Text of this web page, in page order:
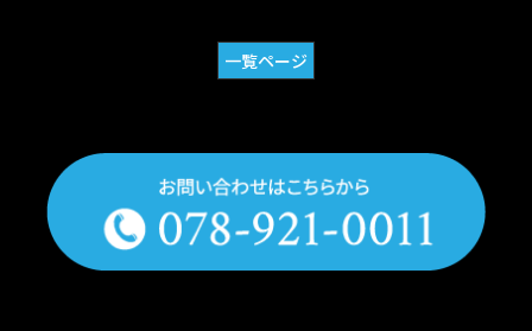
一覧ページ